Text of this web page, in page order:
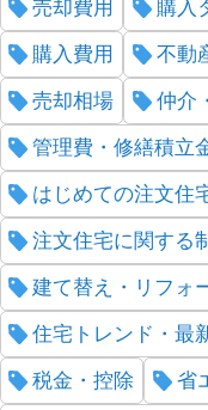
売却費用 購入
購入費用 不動
売却相場 仲介
管理費・修繕積立
はじめての注文住
注文住宅に関する
建て替え・リフォ
住宅トレンド・最
税金・控除 省